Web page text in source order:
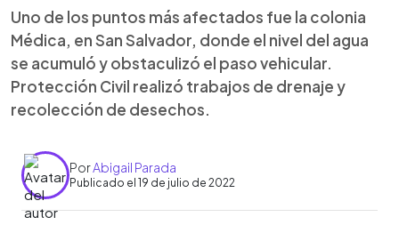
Uno de los puntos más afectados fue la colonia
Médica, en San Salvador, donde el nivel del agua
se acumuló y obstaculizó el paso vehicular.
Protección Civil realizó trabajos de drenaje y
recolección de desechos.
PorAbigail Parada
Publicado el 19 de julio de 2022